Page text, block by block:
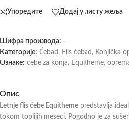
Упоредите Додај у листу жеља
Шифра производа: -
Категорије: Ćebad , Flis ćebad , Konjička
Ознаке: cebe za konja, Equitheme,
Опис
Letnje flis ćebe Equitheme predstavlja
tokom toplijih meseci. Pogodno je za